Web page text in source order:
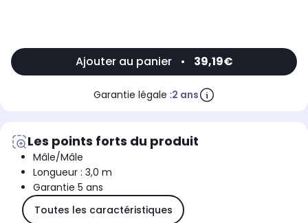
Ajouter au panier • 39,19€
Garantie légale :2 ans
Les points forts du produit
Mâle/Mâle
Longueur : 3,0 m
Garantie 5 ans
Toutes les caractéristiques